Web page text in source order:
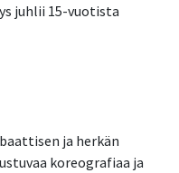
juhlii 15-vuotista
ja herkän
koreografiaa ja